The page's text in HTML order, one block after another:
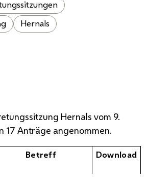
Hernals
Hernals vom 9.
17 Anträge angenommen.
Betreff Download